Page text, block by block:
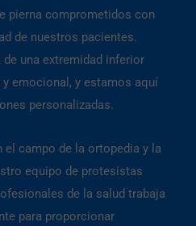
pierna comprometidos con
de nuestros pacientes.
una extremidad inferior
emocional, y estamos aquí
personalizadas.
el campo de la ortopedia y la
equipo de protesistas
de la salud trabaja
para proporcionar